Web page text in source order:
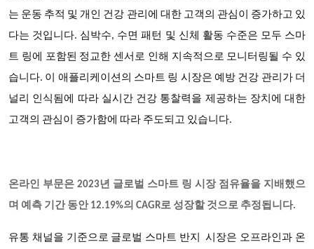
는 운동 추적 및 개인 건강 관리에 대한 고객의 관심이 증가하고 있
다는 것입니다. 심박수, 수면 패턴 및 신체 활동 수준은 모두 스마
트 링에 포함된 정교한 센서로 인해 지속적으로 모니터링될 수 있
습니다. 이 애플리케이션의 스마트 링 시장은 예방 건강 관리가 더
널리 인식됨에 따라 실시간 건강 통찰력을 제공하는 장치에 대한
고객의 관심이 증가함에 따라 주도되고 있습니다.
온라인 부문은 2023년 글로벌 스마트 링 시장 점유율을 지배했으
며 예측 기간 동안 12.19%의 CAGR로 성장할 것으로 추정됩니다.
유통 채널을 기준으로 글로벌 스마트 반지 시장은 오프라인과 온